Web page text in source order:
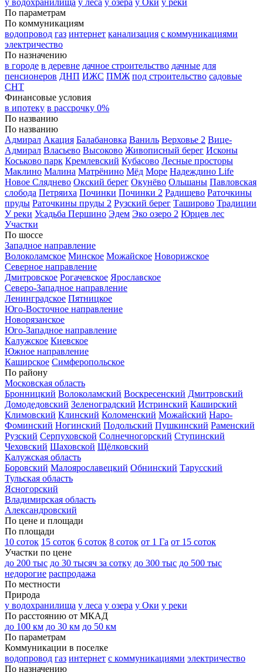
По параметрам
По коммуникациям
водопровод газ интернет канализация с коммуникациями
электричество
По назначению
в городе в деревне дачное строительство дачные для
пенсионеров ДНП ИЖС ПМЖ под строительство садовые
СНТ
Финансовые условия
в ипотеку в рассрочку 0%
По названию
По названию
Адмирал Акация Балабановка Ваниль Верховье 2 Вице-
Адмирал Власьево Высоково Живописный берег Исконы
Коськово парк Кремлевский Кубасово Лесные просторы
Маклино Малина Матрёнино Мёд Море Надеждино Life
Новое Сляднево Окский берег Окунёво Ольшаны Павловская
слобода Петряиха Починки Починки 2 Радищево Раточкины
пруды Раточкины пруды 2 Рузский берег Таширово Традиции
У реки Усадьба Першино Эдем Эко озеро 2 Юрцев лес
Участки
По шоссе
Западное направление
Волоколамское Минское Можайское Новорижское
Северное направление
Дмитровское Рогачевское Ярославское
Северо-Западное направление
Ленинградское Пятницкое
Юго-Восточное направление
Новорязанское
Юго-Западное направление
Калужское Киевское
Южное направление
Каширское Симферопольское
По району
Московская область
Бронницкий Волоколамский Воскресенский Дмитровский
Домодедовский Зеленоградский Истринский Каширский
Климовский Клинский Коломенский Можайский Наро-
Фоминский Ногинский Подольский Пушкинский Раменский
Рузский Серпуховской Солнечногорский Ступинский
Чеховский Шаховской Щёлковский
Калужская область
Боровский Малоярославецкий Обнинский Тарусский
Тульская область
Ясногорский
Владимирская область
Александровский
По цене и площади
По площади
10 соток 15 соток 6 соток 8 соток от 1 Га от 15 соток
Участки по цене
до 200 тыс до 30 тысяч за сотку до 300 тыс до 500 тыс
недорогие распродажа
По местности
Природа
у водохранилища у леса у озера у Оки у реки
По расстоянию от МКАД
до 100 км до 30 км до 50 км
По параметрам
Коммуникации в поселке
водопровод газ интернет с коммуникациями электричество
По назначению